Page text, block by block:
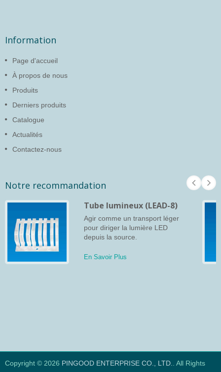
Information
Page d'accueil
À propos de nous
Produits
Derniers produits
Catalogue
Actualités
Contactez-nous
Notre recommandation
Tube lumineux (LEAD-8)
Agir comme un transport léger
pour diriger la lumière LED
depuis la source.
En Savoir Plus
Copyright © 2026 PINGOOD ENTERPRISE CO., LTD.
. All Rights